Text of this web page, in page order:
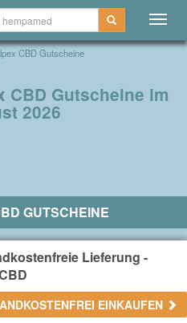
CBD Gutscheine
CBD Gutscheine im
2026
GUTSCHEINE
Lieferung -
EINKAUFEN